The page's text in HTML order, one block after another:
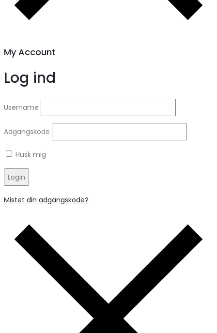
My Account
Log ind
Username
Adgangskode
Husk mig
Login
Mistet din adgangskode?